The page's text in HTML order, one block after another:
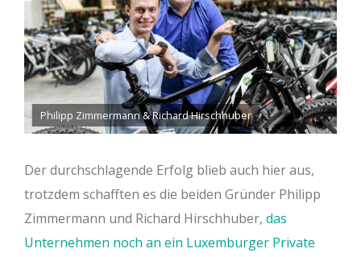
Philipp Zimmermann & Richard Hirschhuber
Der durchschlagende Erfolg blieb auch hier aus,
trotzdem schafften es die beiden Gründer Philipp
Zimmermann und Richard Hirschhuber, das
Unternehmen noch an ein Luxemburger Private